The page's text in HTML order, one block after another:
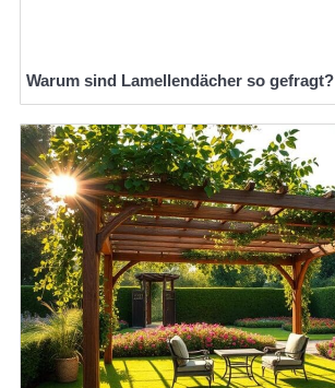
Warum sind Lamellendächer so gefragt?